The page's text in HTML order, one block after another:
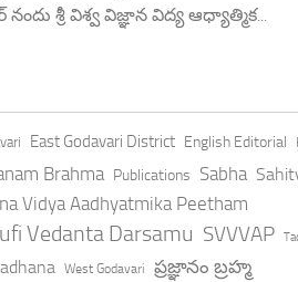
శ్రీ విశ్వ విజ్ఞాన విద్య ఆధ్యాత్మిక...
East Godavari District English Editorial
Brahma Publications Sabha
Vidya Aadhyatmika Peetham
Vedanta Darsamu SVVVAP
West Godavari ప్రజ్ఞానం బ్రహ్మ